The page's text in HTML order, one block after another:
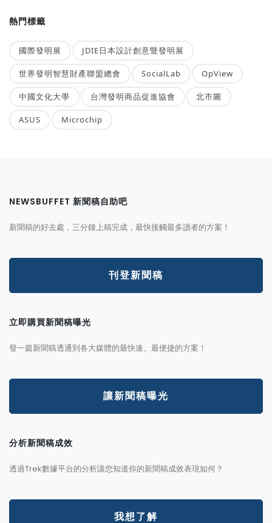
熱門標籤
國際發明展 JDIE日本設計創意暨發明展
世界發明智慧財產聯盟總會 SocialLab OpView
中國文化大學 台灣發明商品促進協會 北市圖
ASUS Microchip
NEWSBUFFET 新聞稿自助吧
新聞稿的好去處，三分鐘上稿完成，最快接觸最多讀者的方案！
刊登新聞稿
立即購買新聞稿曝光
發一篇新聞稿透通到各大媒體的最快速、最便捷的方案！
讓新聞稿曝光
分析新聞稿成效
透過Trek數據平台的分析讓您知道你的新聞稿成效表現如何？
我想了解